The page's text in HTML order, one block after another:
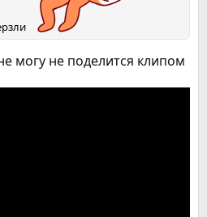
могу не поделится клипом